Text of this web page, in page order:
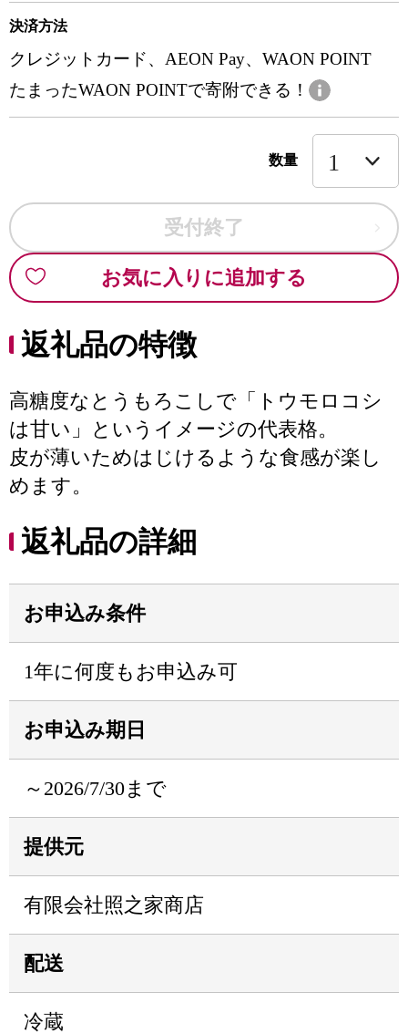
決済方法
クレジットカード、AEON Pay、WAON POINT
たまったWAON POINTで寄附できる！
数量
受付終了
お気に入りに追加する
返礼品の特徴
高糖度なとうもろこしで「トウモロコシ
は甘い」というイメージの代表格。
皮が薄いためはじけるような食感が楽し
めます。
返礼品の詳細
お申込み条件
1年に何度もお申込み可
お申込み期日
～2026/7/30まで
提供元
有限会社照之家商店
配送
冷蔵